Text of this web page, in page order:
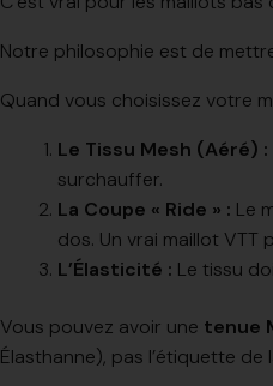
Notre philosophie est de
Quand vous choisissez votre
Le Tissu Mesh (Aéré) :
surchauffer.
La Coupe « Ride » : Le
dos. Un vrai maillot
L’Élasticité : Le tissu
Vous pouvez avoir une tenue
Élasthanne), pas l’étiquette de